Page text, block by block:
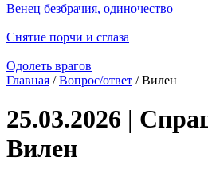
Венец безбрачия, одиночество
Снятие порчи и сглаза
Одолеть врагов
Главная /Вопрос/ответ / Вилен
25.03.2026 |
Вилен